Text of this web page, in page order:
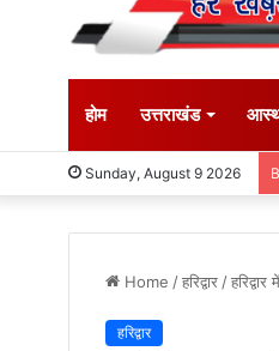
होम उत्तराखंड
Sunday, August 9 2026
Home /हरिद्वार/
हरिद्वार